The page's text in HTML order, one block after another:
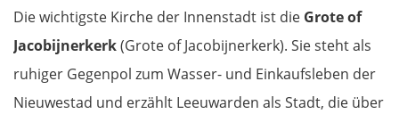
Die wichtigste Kirche der Innenstadt ist die Grote of
Jacobijnerkerk(Grote of Jacobijnerkerk). Sie steht als
ruhiger Gegenpol zum Wasser- und Einkaufsleben der
Nieuwestad und erzählt Leeuwarden als Stadt, die über
Vöcklabruck
Linz